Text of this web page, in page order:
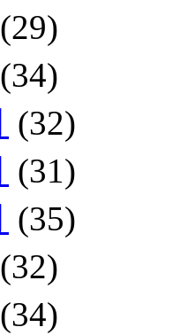
(29)
(34)
(32)
(31)
(35)
(32)
(34)